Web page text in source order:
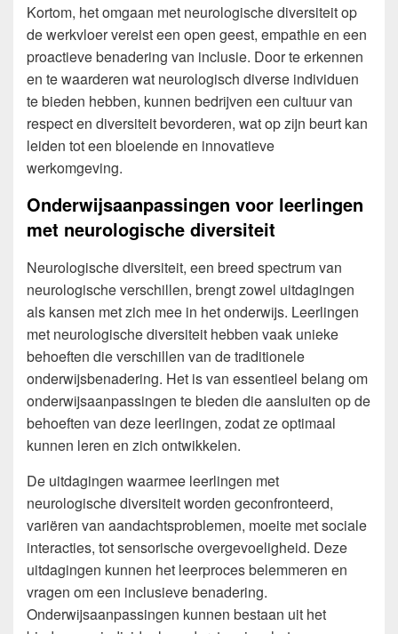
Kortom, het omgaan met neurologische diversiteit op
de werkvloer vereist een open geest, empathie en een
proactieve benadering van inclusie. Door te erkennen
en te waarderen wat neurologisch diverse individuen
te bieden hebben, kunnen bedrijven een cultuur van
respect en diversiteit bevorderen, wat op zijn beurt kan
leiden tot een bloeiende en innovatieve
werkomgeving.
Onderwijsaanpassingen voor leerlingen
met neurologische diversiteit
Neurologische diversiteit, een breed spectrum van
neurologische verschillen, brengt zowel uitdagingen
als kansen met zich mee in het onderwijs. Leerlingen
met neurologische diversiteit hebben vaak unieke
behoeften die verschillen van de traditionele
onderwijsbenadering. Het is van essentieel belang om
onderwijsaanpassingen te bieden die aansluiten op de
behoeften van deze leerlingen, zodat ze optimaal
kunnen leren en zich ontwikkelen.
De uitdagingen waarmee leerlingen met
neurologische diversiteit worden geconfronteerd,
variëren van aandachtsproblemen, moeite met sociale
interacties, tot sensorische overgevoeligheid. Deze
uitdagingen kunnen het leerproces belemmeren en
vragen om een inclusieve benadering.
Onderwijsaanpassingen kunnen bestaan uit het